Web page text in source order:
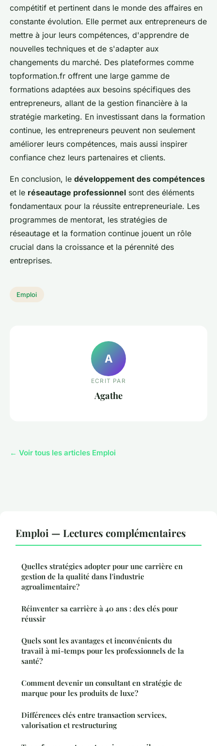
compétitif et pertinent dans le monde des affaires en
constante évolution. Elle permet aux entrepreneurs de
mettre à jour leurs compétences, d'apprendre de
nouvelles techniques et de s'adapter aux
changements du marché. Des plateformes comme
topformation.fr offrent une large gamme de
formations adaptées aux besoins spécifiques des
entrepreneurs, allant de la gestion financière à la
stratégie marketing. En investissant dans la formation
continue, les entrepreneurs peuvent non seulement
améliorer leurs compétences, mais aussi inspirer
confiance chez leurs partenaires et clients.
En conclusion, le développement des compétences
et le réseautage professionnel sont des éléments
fondamentaux pour la réussite entrepreneuriale. Les
programmes de mentorat, les stratégies de
réseautage et la formation continue jouent un rôle
crucial dans la croissance et la pérennité des
entreprises.
Emploi
A
ECRIT PAR
Agathe
← Voir tous les articles Emploi
Emploi — Lectures complémentaires
Quelles stratégies adopter pour une carrière en
gestion de la qualité dans l'industrie
agroalimentaire?
Réinventer sa carrière à 40 ans : des clés pour
réussir
Quels sont les avantages et inconvénients du
travail à mi-temps pour les professionnels de la
santé?
Comment devenir un consultant en stratégie de
marque pour les produits de luxe?
Différences clés entre transaction services,
valorisation et restructuring